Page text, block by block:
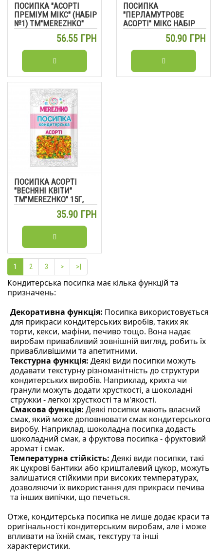
ПОСИПКА "АСОРТІ
ПРЕМІУМ МІКС" (НАБІР
№1) ТМ"MEREZHKO"
20Г, 5ШТ/УП
56.55 ГРН
ПОСИПКА
"ПЕРЛАМУТРОВЕ
АСОРТІ" МІКС НАБІР
ТМ"MEREZHKO" 20Г,
50.90 ГРН
ПОСИПКА АСОРТІ
"ВЕСНЯНІ КВІТИ"
ТМ"MEREZHKO" 15Г,
35.90 ГРН
1 2 3 > >|
Кондитерська посипка має кілька функцій та
призначень:
Декоративна функція: Посипка використовується
для прикраси кондитерських виробів, таких як
торти, кекси, мафіни, печиво тощо. Вона надає
виробам привабливий зовнішній вигляд, робить їх
привабливішими та апетитними.
Текстурна функція: Деякі види посипки можуть
додавати текстурну різноманітність до структури
кондитерських виробів. Наприклад, крихта чи
гранули можуть додати хрусткості, а шоколадні
стружки - легкої хрусткості та м'якості.
Смакова функція: Деякі посипки мають власний
смак, який може доповнювати смак кондитерського
виробу. Наприклад, шоколадна посипка додасть
шоколадний смак, а фруктова посипка - фруктовий
аромат і смак.
Температурна стійкість: Деякі види посипки, такі
як цукрові бантики або кришталевий цукор, можуть
залишатися стійкими при високих температурах,
дозволяючи їх використання для прикраси печива
та інших випічки, що печеться.
Отже, кондитерська посипка не лише додає краси та
оригінальності кондитерським виробам, але і може
впливати на їхній смак, текстуру та інші
характеристики.